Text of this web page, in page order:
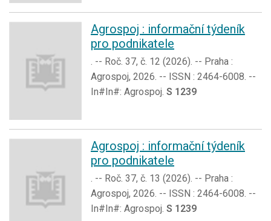
Agrospoj : informační týdeník
pro podnikatele
. -- Roč. 37, č. 12 (2026). -- Praha :
Agrospoj, 2026. -- ISSN : 2464-6008. --
In#In#: Agrospoj. S 1239
Agrospoj : informační týdeník
pro podnikatele
. -- Roč. 37, č. 13 (2026). -- Praha :
Agrospoj, 2026. -- ISSN : 2464-6008. --
In#In#: Agrospoj. S 1239